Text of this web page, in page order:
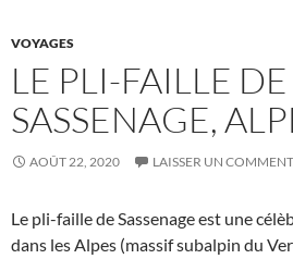
VOYAGES
LE PLI-FAILLE DE
SASSENAGE,
AOÛT 22, 2020 LAISSER UN
Le pli-faille de Sassenage est une
dans les Alpes (massif subalpin du